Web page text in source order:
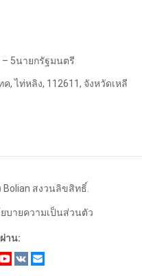
– 5นายกรัฐมนตรี
, ไท่หลิง, 112611, จังหวัดเหลี
สงวนลิขสิทธิ์.
บายความเป็นส่วนตัว
าน: